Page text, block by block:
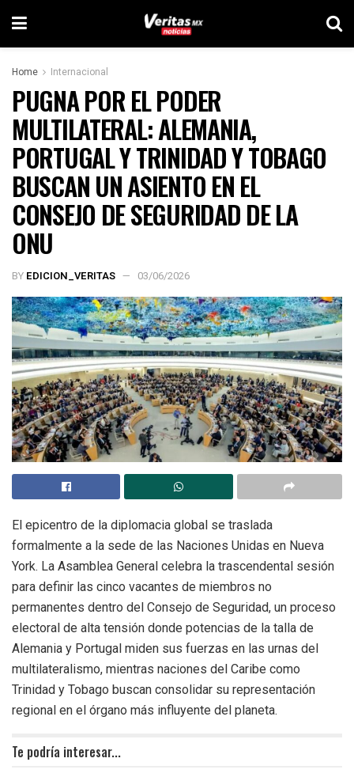
Home Internacional
PUGNA POR EL PODER
MULTILATERAL: ALEMANIA,
PORTUGAL Y TRINIDAD Y TOBAGO
BUSCAN UN ASIENTO EN EL
CONSEJO DE SEGURIDAD DE LA
ONU
BY EDICION_VERITAS 03/06/2026
El epicentro de la diplomacia global se traslada
formalmente a la sede de las Naciones Unidas en Nueva
York. La Asamblea General celebra la trascendental sesión
para definir las cinco vacantes de miembros no
permanentes dentro del Consejo de Seguridad, un proceso
electoral de alta tensión donde potencias de la talla de
Alemania y Portugal miden sus fuerzas en las urnas del
multilateralismo, mientras naciones del Caribe como
Trinidad y Tobago buscan consolidar su representación
regional en el órgano más influyente del planeta.
Te podría interesar...